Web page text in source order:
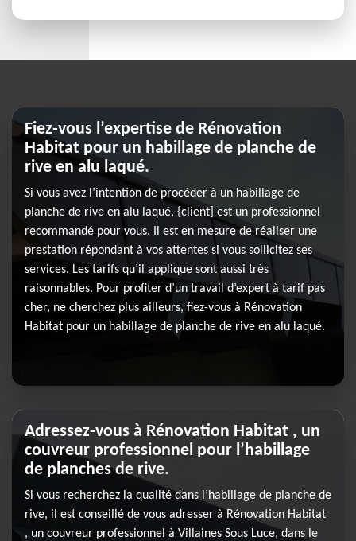
Fiez-vous l’expertise de Rénovation
Habitat pour un habillage de planche de
rive en alu laqué.
Si vous avez l’intention de procéder à un habillage de
planche de rive en alu laqué, {client] est un professionnel
recommandé pour vous. Il est en mesure de réaliser une
prestation répondant à vos attentes si vous sollicitez ses
services. Les tarifs qu’il applique sont aussi très
raisonnables. Pour profiter d’un travail d’expert à tarif pas
cher, ne cherchez plus ailleurs, fiez-vous à Rénovation
Habitat pour un habillage de planche de rive en alu laqué.
Adressez-vous à Rénovation Habitat , un
couvreur professionnel pour l’habillage
de planches de rive.
Si vous recherchez la qualité dans l’habillage de planche de
rive, il est conseillé de vous adresser à Rénovation Habitat
, un couvreur professionnel à Villaines Sous Luce, dans le